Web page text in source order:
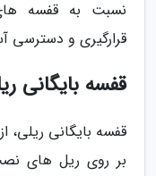
نسبت به قفسه
قرارگیری و دسترسی
قفسه بایگانی
قفسه بایگانی
بر روی ریل های